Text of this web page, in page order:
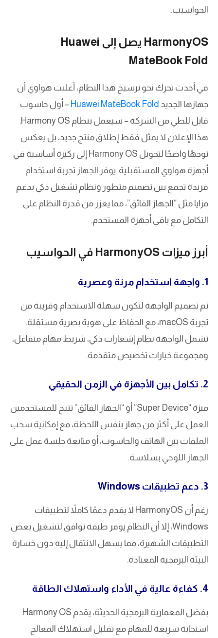
الحواسيب.
HarmonyOS يصل إلى Huawei
MateBook Fold
في أحدث تحرك نحو ترسيخ هذا النظام، أعلنت هواوي أن
جهازها الجديد Huawei MateBook Fold – أول حاسوب
قابل للطي من الشركة – سيعمل بنظام Harmony OS.
هذا الإعلان لا يمثل فقط إطلاق منتج جديد، بل يعكس
توجهًا واضحًا لتحويل Harmony OS إلى ركيزة أساسية في
أجهزة هواوي المستقبلية. يوفر الجهاز تجربة استخدام
فريدة تجمع بين تصميم متطور ونظام تشغيل ذكي يدعم
مزايا مثل “الجهاز الفائق”، مما يعزز من قدرة النظام على
التكامل مع باقي أجهزة المستخدم.
أبرز ميزات HarmonyOS في الحواسيب
1. واجهة استخدام مرنة وعصرية
تم تصميم الواجهة لتكون سهلة الاستخدام وقريبة من
تجربة macOS، مع الحفاظ على هوية بصرية مستقلة.
تشمل الواجهة نظام إشعارات ذكي، شريط مهام متفاعل،
ومجموعة خيارات تخصيص متقدمة.
2. تكامل بين الأجهزة في الزمن الحقيقي
ميزة “Super Device” أو “الجهاز الفائق” تتيح للمستخدمين
العمل على أكثر من جهاز بنفس اللحظة، مع إمكانية سحب
الملفات بين الهاتف والحاسوب، أو متابعة جلسة عمل على
الجهاز اللوحي بسلاسة.
3. دعم تطبيقات Windows
رغم أن HarmonyOS لا يقدم دعمًا كاملاً لتطبيقات
Windows، إلا أن النظام يوفر طبقة توافق لتشغيل بعض
التطبيقات الشهيرة، مما يسهل الانتقال إليه دون خسارة
البيئة البرمجية المعتادة.
4. كفاءة عالية في الأداء واستهلاك الطاقة
بفضل المعمارية البرمجية الحديثة، يقدم Harmony OS
استجابة سريعة للمهام مع تقليل استهلاك المعالج